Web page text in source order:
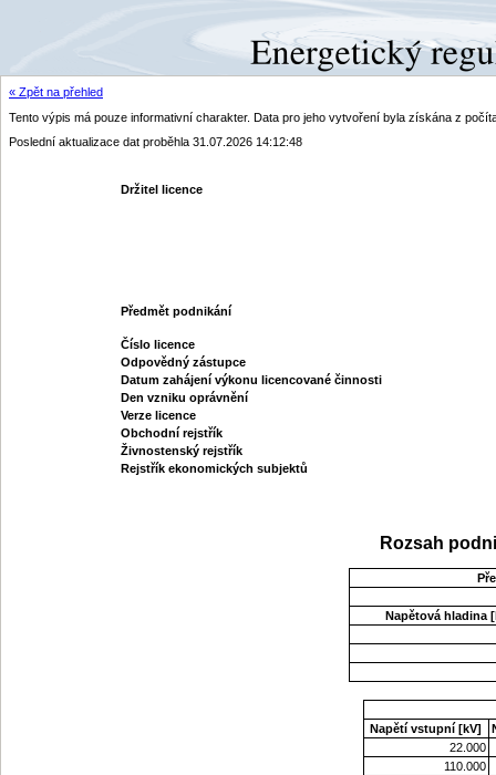
« Zpět na přehled
Tento výpis má pouze informativní charakter. Data pro jeho vytvoření byla získána z
Poslední aktualizace dat proběhla 31.07.2026 14:12:48
Držitel licence
Předmět podnikání
Číslo licence
Odpovědný zástupce
Datum zahájení výkonu licencované činnosti
Den vzniku oprávnění
Verze licence
Obchodní rejstřík
Živnostenský rejstřík
Rejstřík ekonomických subjektů
Rozsah
Napětová hladina
Napětí vstupní [kV]
22.000
110.000